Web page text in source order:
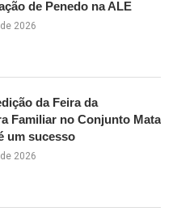
de Penedo na ALE
2026
da Feira da
Familiar no Conjunto Mata
um sucesso
2026